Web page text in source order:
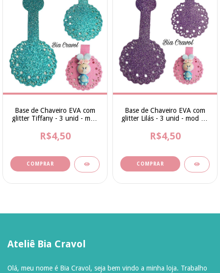
Base de Chaveiro EVA com
glitter Tiffany - 3 unid - mod
R$4,50
Base de Chaveiro EVA com
glitter Lilás - 3 unid - mod 01
R$4,50
Ateliê Bia Cravol
Olá, meu nome é Bia Cravol, seja bem vindo a minha loja. Trabalho